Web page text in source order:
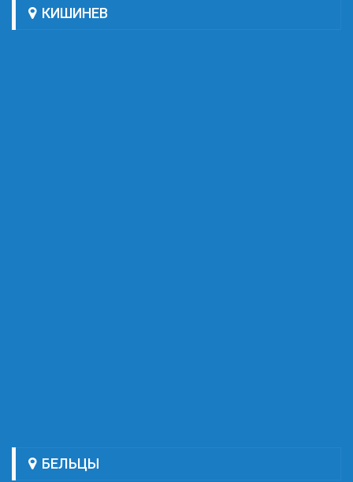
КИШИНЕВ
БЕЛЬЦЫ